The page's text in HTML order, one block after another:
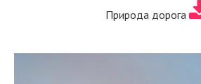
Природа дорога